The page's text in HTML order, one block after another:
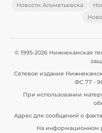
Новости Альметьевска
© 1995-2026 Нижнекамская
Сетевое издание
ФС 77 -
При использовании
Адрес для сообщений о
На информационном